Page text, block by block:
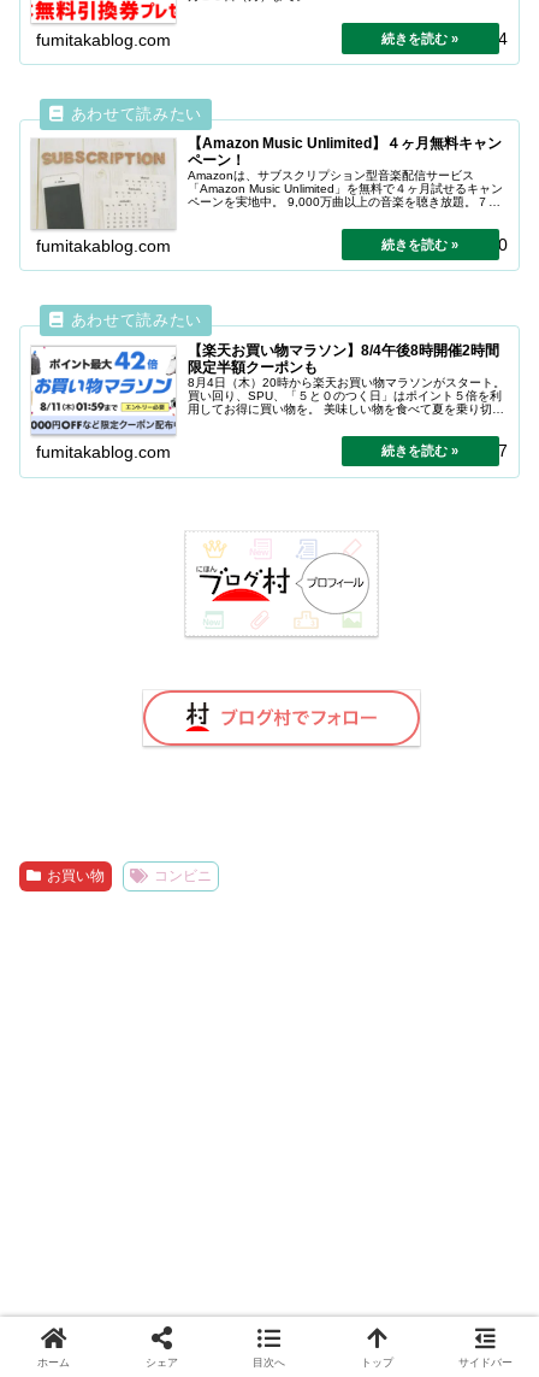
fumitakablog.com 2024.04.24
【Amazon Music Unlimited】４ヶ月無料キャン
ペーン！
Amazonは、サブスクリプション型音楽配信サービス
「Amazon Music Unlimited」を無料で４ヶ月試せるキャン
ペーンを実地中。 9,000万曲以上の音楽を聴き放題。７月
fumitakablog.com 2024.04.20
【楽天お買い物マラソン】8/4午後8時開催2時間
限定半額クーポンも
8月4日（木）20時から楽天お買い物マラソンがスタート。
買い回り、SPU、「５と０のつく日」はポイント５倍を利
用してお得に買い物を。 美味しい物を食べて夏を乗り切ろ
fumitakablog.com 2025.11.27
お買い物 コンビニ
ホーム シェア 目次へ トップ サイドバー